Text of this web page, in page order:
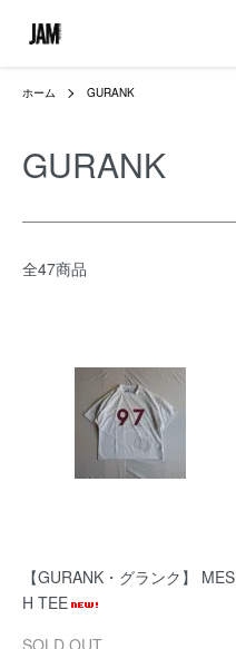
ホーム GURANK
GURANK
全47商品
【GURANK・グランク】 MES
H TEE
SOLD OUT